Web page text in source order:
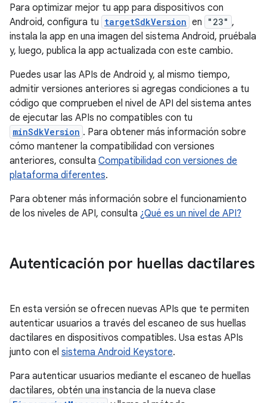
Para optimizar mejor tu app para dispositivos con
Android, configura tu targetSdkVersion en "23" ,
instala la app en una imagen del sistema Android, pruébala
y, luego, publica la app actualizada con este cambio.
Puedes usar las APIs de Android y, al mismo tiempo,
admitir versiones anteriores si agregas condiciones a tu
código que comprueben el nivel de API del sistema antes
de ejecutar las APIs no compatibles con tu
minSdkVersion . Para obtener más información sobre
cómo mantener la compatibilidad con versiones
anteriores, consulta Compatibilidad con versiones de
plataforma diferentes.
Para obtener más información sobre el funcionamiento
de los niveles de API, consulta ¿Qué es un nivel de API?
Autenticación por huellas dactilares
En esta versión se ofrecen nuevas APIs que te permiten
autenticar usuarios a través del escaneo de sus huellas
dactilares en dispositivos compatibles. Usa estas APIs
junto con el sistema Android Keystore.
Para autenticar usuarios mediante el escaneo de huellas
dactilares, obtén una instancia de la nueva clase